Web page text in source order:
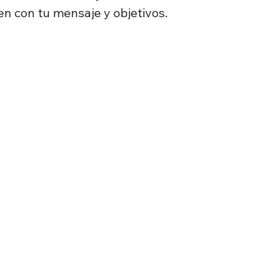
con tu mensaje y objetivos.